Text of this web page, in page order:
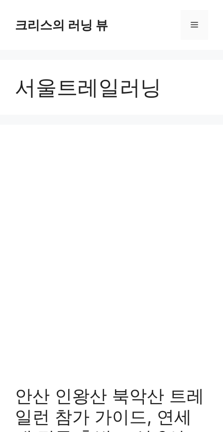
크리스의 러닝 뷰 메
서울트레일러닝
안산 인왕산 북악산 트레
일런 참가 가이드, 연세